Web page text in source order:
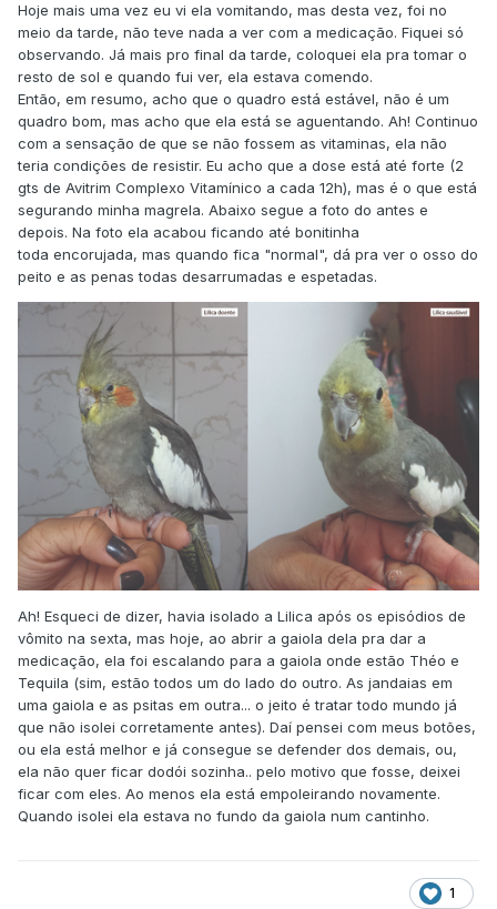
Hoje mais uma vez eu vi ela vomitando, mas desta vez, foi no
meio da tarde, não teve nada a ver com a medicação. Fiquei só
observando. Já mais pro final da tarde, coloquei ela pra tomar o
resto de sol e quando fui ver, ela estava comendo.
Então, em resumo, acho que o quadro está estável, não é um
quadro bom, mas acho que ela está se aguentando. Ah! Continuo
com a sensação de que se não fossem as vitaminas, ela não
teria condições de resistir. Eu acho que a dose está até forte (2
gts de Avitrim Complexo Vitamínico a cada 12h), mas é o que está
segurando minha magrela. Abaixo segue a foto do antes e
depois. Na foto ela acabou ficando até bonitinha
toda encorujada, mas quando fica "normal", dá pra ver o osso do
peito e as penas todas desarrumadas e espetadas.
Ah! Esqueci de dizer, havia isolado a Lilica após os episódios de
vômito na sexta, mas hoje, ao abrir a gaiola dela pra dar a
medicação, ela foi escalando para a gaiola onde estão Théo e
Tequila (sim, estão todos um do lado do outro. As jandaias em
uma gaiola e as psitas em outra... o jeito é tratar todo mundo já
que não isolei corretamente antes). Daí pensei com meus botões,
ou ela está melhor e já consegue se defender dos demais, ou,
ela não quer ficar dodói sozinha.. pelo motivo que fosse, deixei
ficar com eles. Ao menos ela está empoleirando novamente.
Quando isolei ela estava no fundo da gaiola num cantinho.
1